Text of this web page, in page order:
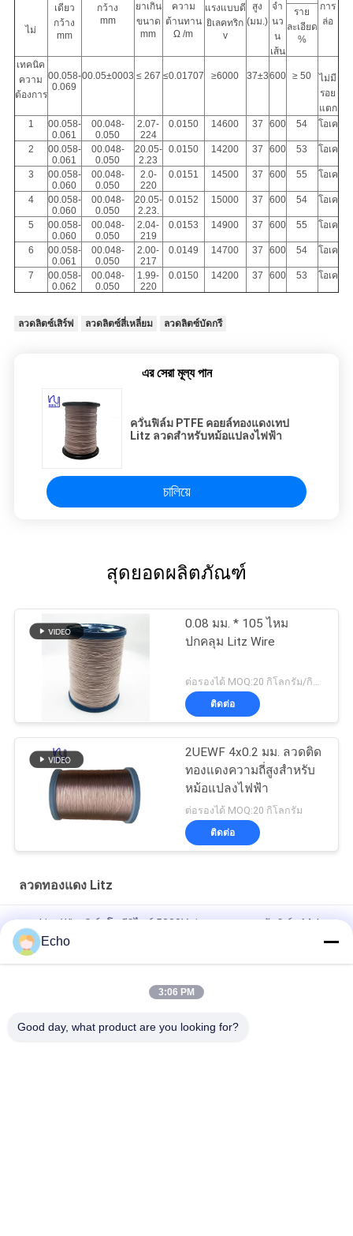
ไม่
เดียว
กว้าง
mm
กว้าง
mm
ยาเกิน
ขนาด
mm
ความ
ต้านทาน
Ω /m
แรงแบบดี
ยิเลคทริก
v
สูง
(มม.)
จํา
นว
น
เส้น
การ
ล่อ
ราย
ละเอียด
%
เทคนิค
ความ
ต้องการ
00.058-
0.069
00.05±0003 ≤ 267 ≤0.01707 ≥6000 37±3600 ≥ 50
ไม่มี
รอย
แตก
1
00.058-
0.061
00.048-
0.050
2.07-
224
0.0150 14600 37 600 54 โอเค
2
00.058-
0.061
00.048-
0.050
20.05-
2.23
0.0150 14200 37 600 53 โอเค
3
00.058-
0.060
00.048-
0.050
2.0-
220
0.0151 14500 37 600 55 โอเค
4
00.058-
0.060
00.048-
0.050
20.05-
2.23.
0.0152 15000 37 600 54 โอเค
5
00.058-
0.060
00.048-
0.050
2.04-
219
0.0153 14900 37 600 55 โอเค
6
00.058-
0.061
00.048-
0.050
2.00-
217
0.0149 14700 37 600 54 โอเค
7
00.058-
0.062
00.048-
0.050
1.99-
220
0.0150 14200 37 600 53 โอเค
ลวดลิตซ์เสิร์ฟ ลวดลิตซ์สี่เหลี่ยม ลวดลิตซ์บัดกรี
এর সেরা মূল্য পান
ควั่นฟิล์ม PTFE คอยล์ทองแดงเทป
Litz ลวดสำหรับหม้อแปลงไฟฟ้า
চালিয়ে
สุดยอดผลิตภัณฑ์
0.08 มม. * 105 ไหม
ปกคลุม Litz Wire
ต่อรองได้ MOQ:20 กิโลกรัม/กิโลกรัม
ติดต่อ
2UEWF 4x0.2 มม. ลวดติด
ทองแดงความถี่สูงสำหรับ
หม้อแปลงไฟฟ้า
ต่อรองได้ MOQ:20 กิโลกรัม
ติดต่อ
ลวดทองแดง Litz
เทป Litz Wire ฟิล์มโพลีอิไมด์ 5000V ห่อลวดทองแดงหุ้มฟิล์ม Mylar
ลวด Litz แบบกำหนดเอง 0.03mmx600/2000 Kapton เทปทองแดง
Echo
3:06 PM
Good day, what product are you looking for?